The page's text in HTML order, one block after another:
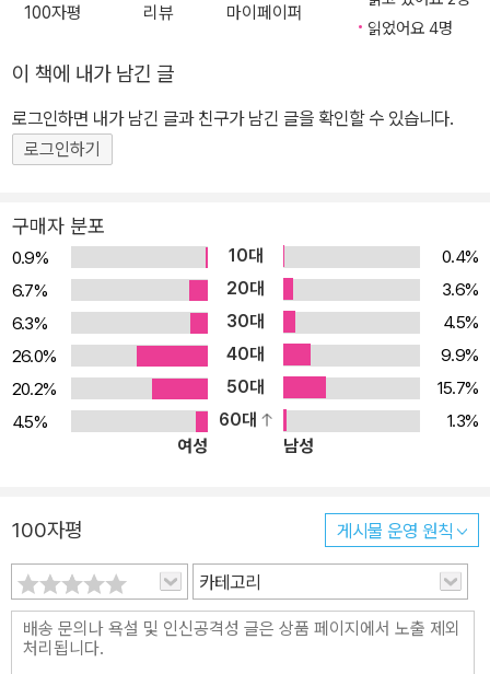
근대 생물학이 절대불변의 진리인 양 주장한 ‘적자생존’ 같은 이론이
인종적, 성적 편견에 가득한 하나의 ‘설’에 지나지 않는다는 연구 결과
가 발표된 지도 오래다. 많은 동물들과 수십 년을 함께 지내면서 관찰
학자들의 편견이 어떻게 작용했는지를 실증적으로 보여주고 있다. 하
지만 방목 상태에서는 화목한 닭들도 닭장 속에 가둬두면 난폭해지고
력이 횡행하는 것도 그래서일 것이다.
흔히 경쟁이 경쟁력을 길러준다고 여기지만, 경쟁은 개인의 생명력을
갉아먹을 뿐더러 사회 전체로도 에너지를 낭비하게 만듦으로써 오히
려 경쟁력을 떨어트린다. 경쟁은 다만 사람들을 통제하는 손쉬운 방
편일 따름이다. 교사나 사회 기득권층의 관점에서는 자신이 통제하고
자 하는 대상을 경쟁시키는 것이 효율적인 방법일 것이다. 하지만 경
쟁을 ‘당하는’ 이들로서는 죽을 노릇이다. 우리는 흔히 스스로 경쟁을
‘하고’ 있다고 생각하지만 대개는 착각일 따름이다. 선착순 달리기를
효율적으로 쓰는 길이다.
이 책은 승리를 곧 성공이라 여기는 세태에 문제를 제기하면서 개인
의 생명력과 사회의 활력을 좀먹는 경쟁의 폐해를 꼼꼼하게 짚는다.
다양한 사례와 치밀한 분석을 통해 경쟁을 둘러싼 일반인들의 통념을
해 ‘막장’ 드라마가 만들어지고, 왜곡되고 과장된 기사가 전파를 타는
진정한 성취나 탁월함을 포기하는 예는 교실에서 가장 극명하게 드러
난다. 교육은 왜 실패할까 “체트는 배움 자체를 재미있어 했으며, 그
래서 오히려 뒤처졌다. 그는 거의 무아지경이었다. 이를테면 입체기
하학에 빠져들어 삼각함수는 나보다 뒤떨어졌다. 볼테르의 캉디드를
이미 다른 책을 읽기 시작했는데도 그는 볼테르의 다른 소설들을 프
랑스 원어로 읽고 있었다.”(103쪽) 이처럼 우리 교육제도에서 성공한
학생이란 단지 등수에서 승리한 학생이다. 공부 자체에 흥미를 느낀
다면 ‘뒤처지고’ 오히려 ‘약점이 된다.’ 많은 사람들이 교육의 붕괴에
대해 말하지만, 그 직접적인 원인에 대해선 모르는 척한다. “교실에서
는 다른 학생을 이기고 승리한 학생들에게만 상을 주면서, 아이들이
복도, 운동장, 길거리에서 서로에게 폭력을 휘두르는 이유는 전혀 이
해하지 못하는 교사들의 자질은 참으로 놀라울 뿐이다.”(234쪽) 경
하는 중요한 요소인 ‘자존감’에 타격을 입힌다. 많은 사람들은 경쟁에
서 이김으로써 자존감을 높이고자 하지만, 우리 모두가 알고 있듯 승
리하는 사람은 극소수이고 대부분은 패배자가 된다. 게다가 승리한
사람 역시 불안감에서 자유롭지 못하다. 알피 콘은 이를 경쟁의 악순
환이라고 부르면서, 자본주의 사회를 지탱하는 근본 신념 체계인 자
유경쟁의 폐해를 적나라하게 파헤친다. 이 책은 경쟁이 인간관계를
100자평 리뷰 마이페이퍼
읽었어요 4명
이 책에 내가 남긴 글
로그인하면 내가 남긴 글과 친구가 남긴 글을 확인할 수 있습니다.
로그인하기
구매자 분포
0.9% 10대
0.4%
6.7%
20대
3.6%
6.3%
30대
4.5%
26.0%
40대
9.9%
20.2%
50대
15.7%
4.5%
60대
1.3%
여성
남성
100자평 게시물 운영 원칙
카테고리